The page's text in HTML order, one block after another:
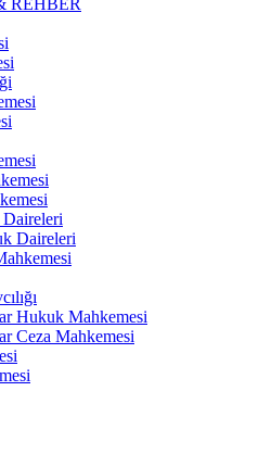
REHBER
Daireleri
Hukuk Mahkemesi
Ceza Mahkemesi